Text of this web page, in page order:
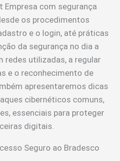
Empresa com segurança
os procedimentos
e o login, até práticas
da segurança no dia a
redes utilizadas, a regular
e o reconhecimento de
apresentaremos dicas
cibernéticos comuns,
essenciais para proteger
digitais.
Seguro ao Bradesco